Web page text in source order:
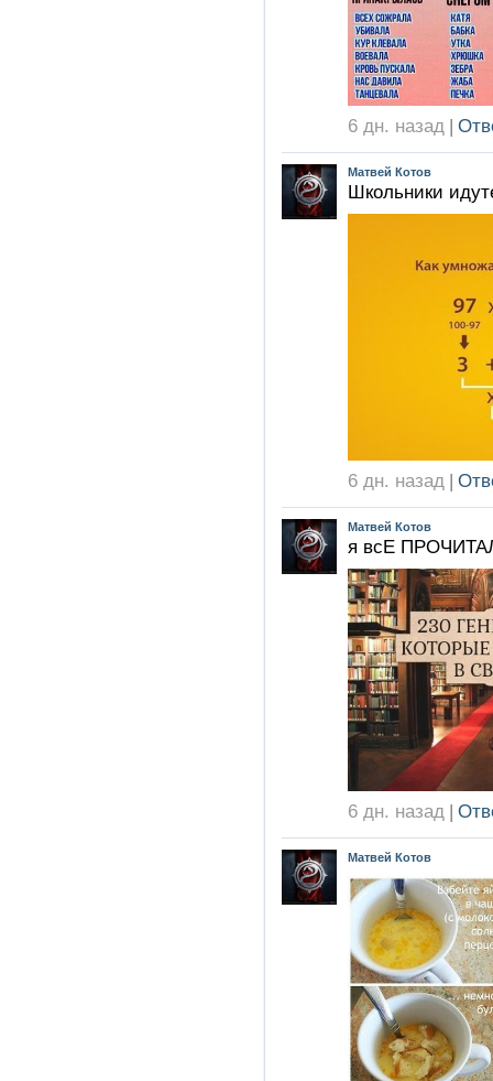
6 дн. назад |
Матвей Котов
Школьники
6 дн. назад |
Матвей Котов
я всЕ
6 дн. назад |
Матвей Котов